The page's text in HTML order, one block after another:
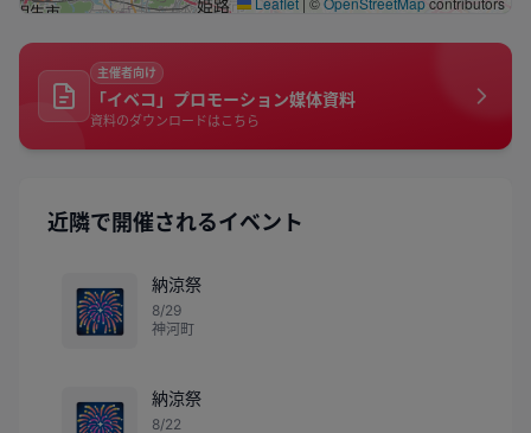
主催者向け
「イベコ」プロモーション媒体資料
資料のダウンロードはこちら
近隣で開催されるイベント
🎆
納涼祭
8/29
神河町
納涼祭
8/22